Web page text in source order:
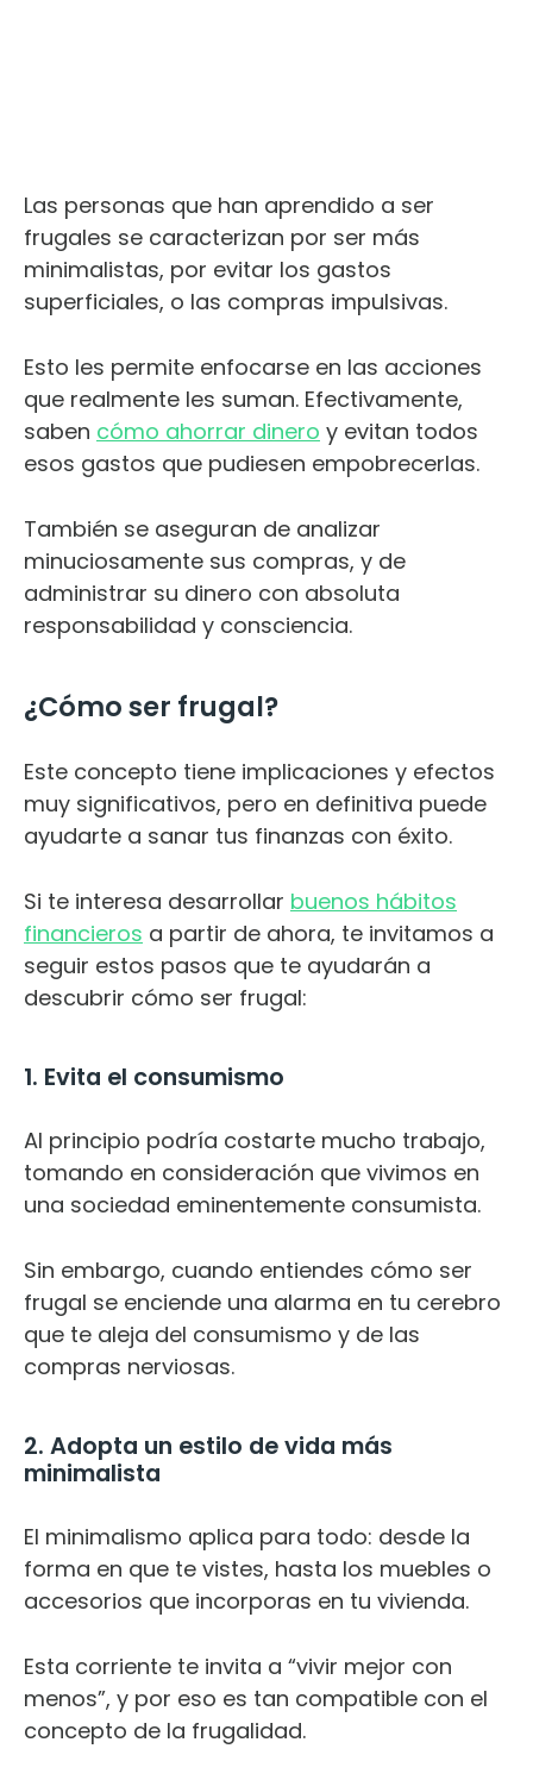
Las personas que han aprendido a ser
frugales se caracterizan por ser más
minimalistas, por evitar los gastos
superficiales, o las compras impulsivas.
Esto les permite enfocarse en las acciones
que realmente les suman. Efectivamente,
saben cómo ahorrar dinero y evitan todos
esos gastos que pudiesen empobrecerlas.
También se aseguran de analizar
minuciosamente sus compras, y de
administrar su dinero con absoluta
responsabilidad y consciencia.
¿Cómo ser frugal?
Este concepto tiene implicaciones y efectos
muy significativos, pero en definitiva puede
ayudarte a sanar tus finanzas con éxito.
Si te interesa desarrollar buenos hábitos
financieros a partir de ahora, te invitamos a
seguir estos pasos que te ayudarán a
descubrir cómo ser frugal:
1. Evita el consumismo
Al principio podría costarte mucho trabajo,
tomando en consideración que vivimos en
una sociedad eminentemente consumista.
Sin embargo, cuando entiendes cómo ser
frugal se enciende una alarma en tu cerebro
que te aleja del consumismo y de las
compras nerviosas.
2. Adopta un estilo de vida más
minimalista
El minimalismo aplica para todo: desde la
forma en que te vistes, hasta los muebles o
accesorios que incorporas en tu vivienda.
Esta corriente te invita a “vivir mejor con
menos”, y por eso es tan compatible con el
concepto de la frugalidad.